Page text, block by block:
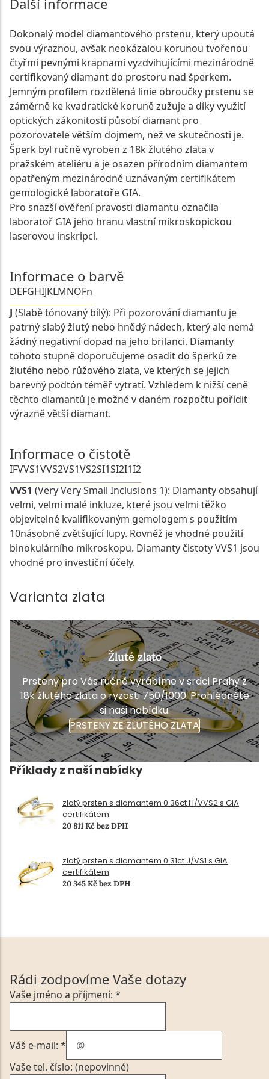
Další informace
Dokonalý model diamantového prstenu, který upoutá
svou výraznou, avšak neokázalou korunou tvořenou
čtyřmi pevnými krapnami vyzdvihujícími mezinárodně
certifikovaný diamant do prostoru nad šperkem.
Jemným profilem rozdělená linie obroučky prstenu se
záměrně ke kvadratické koruně zužuje a díky využití
optických zákonitostí působí diamant pro
pozorovatele větším dojmem, než ve skutečnosti je.
Šperk byl ručně vyroben z 18k žlutého zlata v
pražském ateliéru a je osazen přírodním diamantem
opatřeným mezinárodně uznávaným certifikátem
gemologické laboratoře GIA.
Pro snazší ověření pravosti diamantu označila
laboratoř GIA jeho hranu vlastní mikroskopickou
laserovou inskripcí.
Informace o barvě
DEFGHIJKLMNOFn
J (Slabě tónovaný bílý): Při pozorování diamantu je
patrný slabý žlutý nebo hnědý nádech, který ale nemá
žádný negativní dopad na jeho brilanci. Diamanty
tohoto stupně doporučujeme osadit do šperků ze
žlutého nebo růžového zlata, ve kterých se jejich
barevný podtón téměř vytratí. Vzhledem k nižší ceně
těchto diamantů je možné v daném rozpočtu pořídit
výrazně větší diamant.
Informace o čistotě
IFVVS1VVS2VS1VS2SI1SI2I1I2
VVS1 (Very Very Small Inclusions 1): Diamanty obsahují
velmi, velmi malé inkluze, které jsou velmi těžko
objevitelné kvalifikovaným gemologem s použitím
10násobně zvětšující lupy. Rovněž je vhodné použití
binokulárního mikroskopu. Diamanty čistoty VVS1 jsou
vhodné pro investiční účely.
Varianta zlata
Žluté zlato
Prsteny pro Vás ručně vyrábíme v srdci Prahy z
18k žlutého zlata o ryzosti 750/1000. Prohlédněte
si naši nabídku.
PRSTENY ZE ŽLUTÉHO ZLATA
Příklady z naší nabídky
zlatý prsten s diamantem 0.36ct H/VVS2 s GIA
certifikátem
20 811 Kč bez DPH
zlatý prsten s diamantem 0.31ct J/VS1 s GIA
certifikátem
20 345 Kč bez DPH
Rádi zodpovíme Vaše dotazy
Vaše jméno a příjmení: *
Váš e-mail: *
Vaše tel. číslo: (nepovinné)